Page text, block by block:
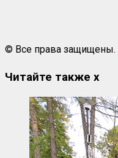
© Все права защищены.
Читайте также x